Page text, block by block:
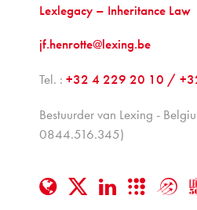
Lexlegacy – Inheritance Law
jf.henrotte@lexing.be
Tel. : +32 4 229 20 10 /
bestuurder van Lexing - Belgium BV (K.B.O.
0844.516.345)